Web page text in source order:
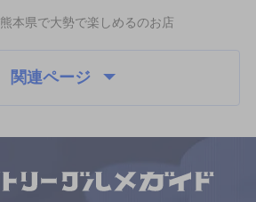
熊本県で大勢で楽しめるのお店
関連ページ